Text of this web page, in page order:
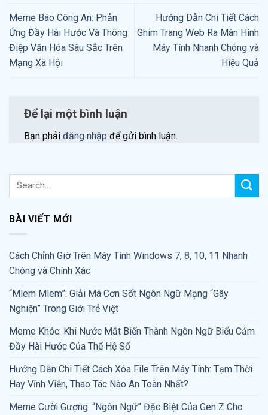
Meme Báo Công An: Phản
Ứng Đầy Hài Hước Và Thông
Điệp Văn Hóa Sâu Sắc Trên
Mạng Xã Hội
Hướng Dẫn Chi Tiết Cách
Ghim Trang Web Ra Màn Hình
Máy Tính Nhanh Chóng và
Hiệu Quả
Để lại một bình luận
Bạn phải đăng nhập để gửi bình luận.
BÀI VIẾT MỚI
Cách Chỉnh Giờ Trên Máy Tính Windows 7, 8, 10, 11 Nhanh
Chóng và Chính Xác
“Mlem Mlem”: Giải Mã Cơn Sốt Ngôn Ngữ Mạng “Gây
Nghiện” Trong Giới Trẻ Việt
Meme Khóc: Khi Nước Mắt Biến Thành Ngôn Ngữ Biểu Cảm
Đầy Hài Hước Của Thế Hệ Số
Hướng Dẫn Chi Tiết Cách Xóa File Trên Máy Tính: Tạm Thời
Hay Vĩnh Viễn, Thao Tác Nào An Toàn Nhất?
Meme Cười Gượng: “Ngôn Ngữ” Đặc Biệt Của Gen Z Cho